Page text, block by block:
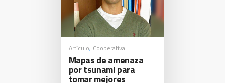
Artículo, Cooperativa
Mapas de amenaza
por tsunami para
tomar mejores